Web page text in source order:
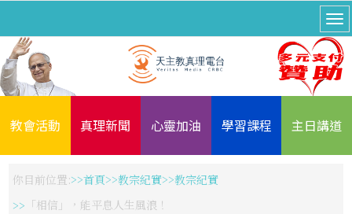
教會活動 真理新聞 心靈加油 學習課程 主日講道
你目前位置: 首頁 教宗紀實
教宗紀實
「相信」，能平息人生風浪！